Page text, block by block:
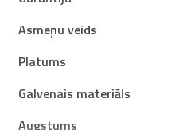
Asmeņu veids
Platums
Galvenais materiāls
Augstums